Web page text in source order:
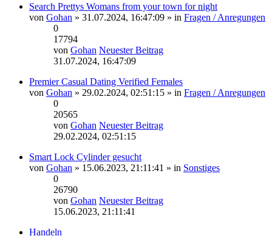
Search Prettys Womans from your town for night
von Gohan » 31.07.2024, 16:47:09 » in Fragen / Anregungen
0
17794
von Gohan Neuester Beitrag
31.07.2024, 16:47:09
Premier Сasual Dating Verified Females
von Gohan » 29.02.2024, 02:51:15 » in Fragen / Anregungen
0
20565
von Gohan Neuester Beitrag
29.02.2024, 02:51:15
Smart Lock Cylinder gesucht
von Gohan » 15.06.2023, 21:11:41 » in Sonstiges
0
26790
von Gohan Neuester Beitrag
15.06.2023, 21:11:41
Handeln